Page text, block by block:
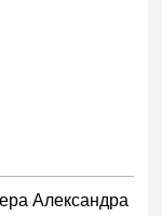
Александра